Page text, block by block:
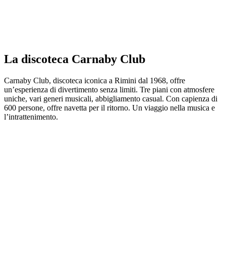
La discoteca Carnaby Club
Carnaby Club, discoteca iconica a Rimini dal 1968, offre
un’esperienza di divertimento senza limiti. Tre piani con atmosfere
uniche, vari generi musicali, abbigliamento casual. Con capienza di
600 persone, offre navetta per il ritorno. Un viaggio nella musica e
l’intrattenimento.